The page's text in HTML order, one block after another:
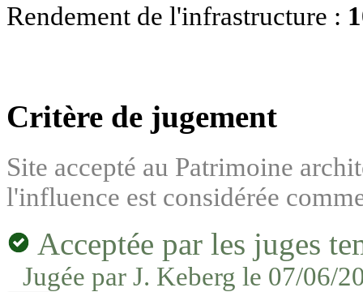
Rendement de l'infrastructure :
Critère de jugement
Site accepté au Patrimoine
l'influence est considérée
Acceptée par les juges
Jugée par J. Keberg le 07/06/